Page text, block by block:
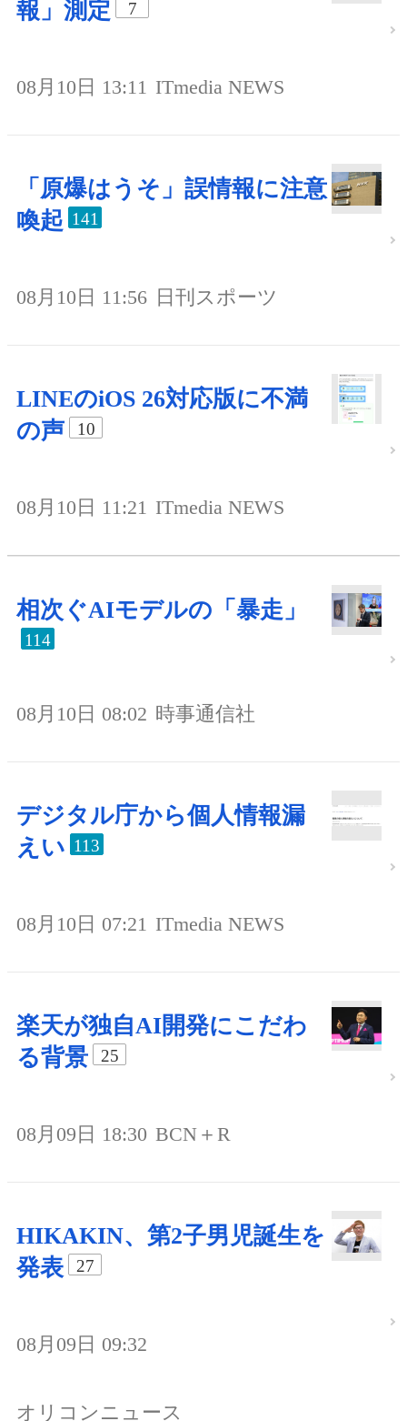
報」測定
7
08月10日 13:11 ITmedia NEWS
「原爆はうそ」誤情報に注意
喚起 141
08月10日 11:56 日刊スポーツ
LINEのiOS 26対応版に不満
の声
10
08月10日 11:21 ITmedia NEWS
相次ぐAIモデルの「暴走」
114
08月10日 08:02 時事通信社
デジタル庁から個人情報漏
えい 113
08月10日 07:21 ITmedia NEWS
楽天が独自AI開発にこだわ
る背景
25
08月09日 18:30 BCN＋R
HIKAKIN、第2子男児誕生を
発表
27
08月09日 09:32
オリコンニュース